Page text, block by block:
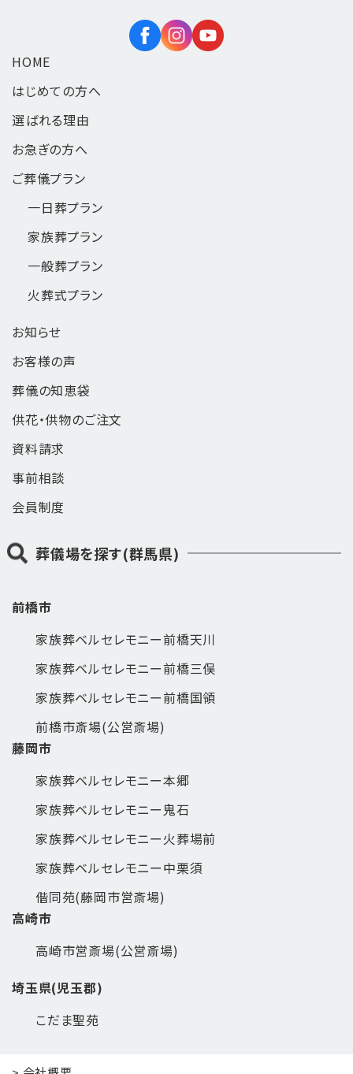
HOME
はじめての方へ
選ばれる理由
お急ぎの方へ
ご葬儀プラン
一日葬プラン
家族葬プラン
一般葬プラン
火葬式プラン
お知らせ
お客様の声
葬儀の知恵袋
供花・供物のご注文
資料請求
事前相談
会員制度
葬儀場を探す(群馬県)
前橋市
家族葬ベルセレモニー前橋天川
家族葬ベルセレモニー前橋三俣
家族葬ベルセレモニー前橋国領
前橋市斎場(公営斎場)
藤岡市
家族葬ベルセレモニー本郷
家族葬ベルセレモニー鬼石
家族葬ベルセレモニー火葬場前
家族葬ベルセレモニー中栗須
偕同苑(藤岡市営斎場)
高崎市
高崎市営斎場(公営斎場)
埼玉県(児玉郡)
こだま聖苑